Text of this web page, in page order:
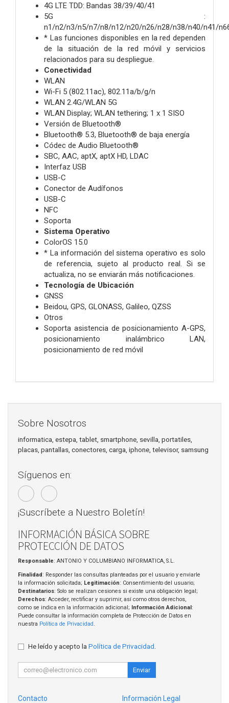
4G LTE TDD: Bandas 38/39/40/41
5G :
n1/n2/n3/n5/n7/n8/n12/n20/n26/n28/n38/n40/n41/
* Las funciones disponibles en la red dependen
de la situación de la red móvil y servicios
relacionados para su despliegue.
Conectividad
WLAN
Wi-Fi 5 (802.11ac), 802.11a/b/g/n
WLAN 2.4G/WLAN 5G
WLAN Display; WLAN tethering; 1 x 1 SISO
Versión de Bluetooth®
Bluetooth® 5.3, Bluetooth® de baja energía
Códec de Audio Bluetooth®
SBC, AAC, aptX, aptX HD, LDAC
Interfaz USB
USB-C
Conector de Audífonos
USB-C
NFC
Soporta
Sistema Operativo
ColorOS 15.0
* La información del sistema operativo es solo
de referencia, sujeto al producto real. Si se
actualiza, no se enviarán más notificaciones.
Tecnología de Ubicación
GNSS
Beidou, GPS, GLONASS, Galileo, QZSS
Otros
Soporta asistencia de posicionamiento A-GPS,
posicionamiento inalámbrico LAN,
posicionamiento de red móvil
Sobre Nosotros
informatica, estepa, tablet, smartphone, sevilla, portatiles,
placas, pantallas, conectores, carga, iphone, televisor, samsung
Síguenos en:
¡Suscríbete a Nuestro Boletín!
INFORMACIÓN BÁSICA SOBRE
PROTECCIÓN DE DATOS
Responsable: ANTONIO Y COLUMBIANO INFORMATICA, S.L.
Finalidad: Responder las consultas planteadas por el usuario y enviarle
la información solicitada; Legitimación: Consentimiento del usuario;
Destinatarios: Solo se realizan cesiones si existe una obligación legal;
Derechos: Acceder, rectificar y suprimir, así como otros derechos,
como se indica en la información adicional; Información Adicional:
Puede consultar la información completa de Protección de Datos en
nuestra Política de Privacidad.
He leído y acepto la Política de Privacidad
Enviar
Contacto Información Legal